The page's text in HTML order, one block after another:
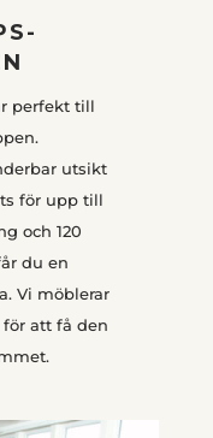
perfekt till
utsikt
för upp till
och 120
du en
Vi möblerar
att få den